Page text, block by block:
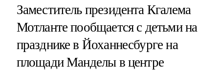
Заместитель президента Кгалема
Мотланте пообщается с детьми на
празднике в Йоханнесбурге на
площади Манделы в центре